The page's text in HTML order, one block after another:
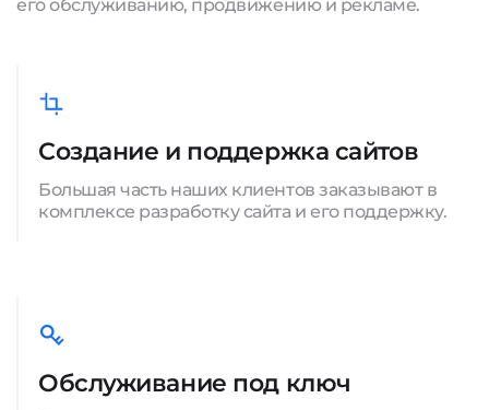
его обслуживанию, продвижению и рекламе.
Создание и поддержка сайтов
Большая часть наших клиентов заказывают в
комплексе разработку сайта и его поддержку.
Обслуживание под ключ